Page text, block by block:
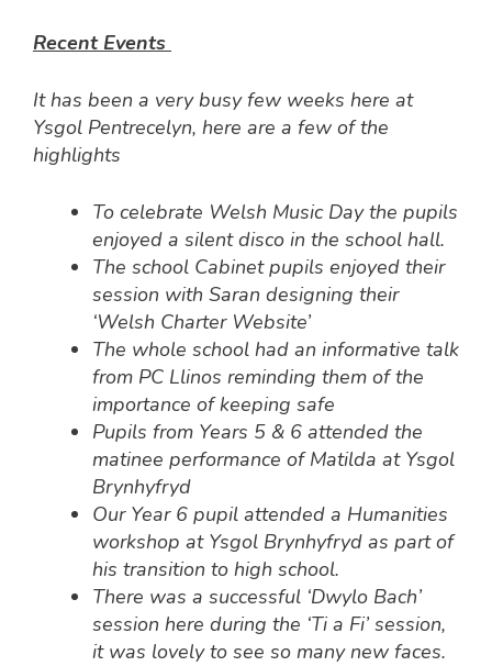
Recent Events
It has been a very busy few weeks here at
Ysgol Pentrecelyn, here are a few of the
highlights
To celebrate Welsh Music Day the pupils
enjoyed a silent disco in the school hall.
The school Cabinet pupils enjoyed their
session with Saran designing their
‘Welsh Charter Website’
The whole school had an informative talk
from PC Llinos reminding them of the
importance of keeping safe
Pupils from Years 5 & 6 attended the
matinee performance of Matilda at Ysgol
Brynhyfryd
Our Year 6 pupil attended a Humanities
workshop at Ysgol Brynhyfryd as part of
his transition to high school.
There was a successful ‘Dwylo Bach’
session here during the ‘Ti a Fi’ session,
it was lovely to see so many new faces.